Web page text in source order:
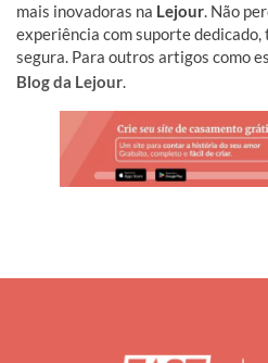
mais inovadoras na Lejour. Não
experiência com suporte
segura. Para outros artigos como
Blog da Lejour.